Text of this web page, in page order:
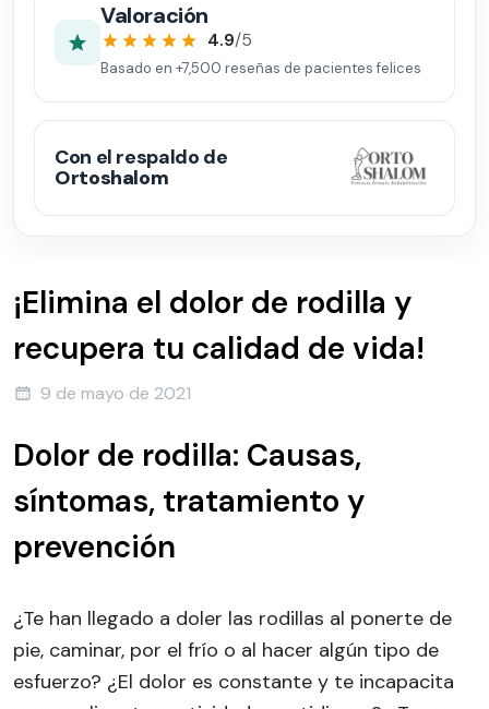
Valoración
4.9/5
Basado en +7,500 reseñas de pacientes felices
Con el respaldo de
Ortoshalom
¡Elimina el dolor de rodilla y
recupera tu calidad de vida!
9 de mayo de 2021
Dolor de rodilla: Causas,
síntomas, tratamiento y
prevención
¿Te han llegado a doler las rodillas al ponerte de
pie, caminar, por el frío o al hacer algún tipo de
esfuerzo? ¿El dolor es constante y te incapacita